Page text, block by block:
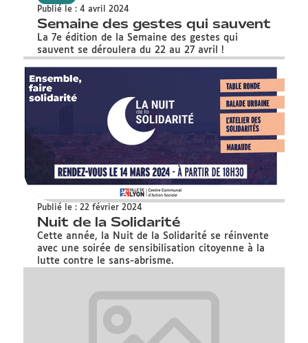
Publié le : 4 avril 2024
Semaine des gestes qui sauvent
La 7e édition de la Semaine des gestes qui
sauvent se déroulera du 22 au 27 avril !
Publié le : 22 février 2024
Nuit de la Solidarité
Cette année, la Nuit de la Solidarité se réinvente
avec une soirée de sensibilisation citoyenne à la
lutte contre le sans-abrisme.